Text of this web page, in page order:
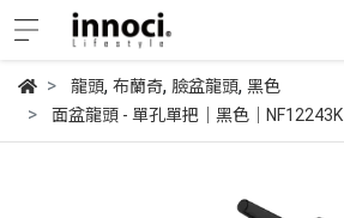
龍頭, 布蘭奇, 臉盆龍頭, 黑色
面盆龍頭 - 單孔單把｜黑色｜NF12243K